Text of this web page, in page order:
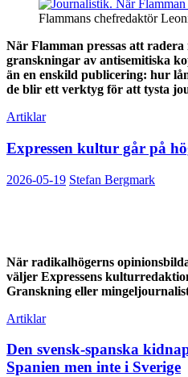
Flammans chefredaktör
När Flamman pressas att
granskningar av antisemitiska
än en enskild publicering: hur
de blir ett verktyg för att tysta
Artiklar
Expressen kultur går på
2026-05-19 Stefan Bergmark
När radikalhögerns
väljer Expressens
Granskning eller
Artiklar
Den svensk-spanska
Spanien men inte i Sverige